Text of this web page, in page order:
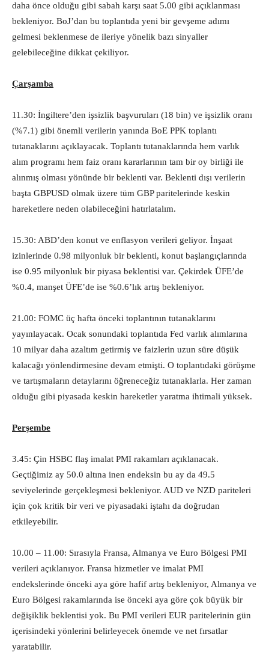
daha önce olduğu gibi sabah karşı saat 5.00 gibi açıklanması
bekleniyor. BoJ’dan bu toplantıda yeni bir gevşeme adımı
gelmesi beklenmese de ileriye yönelik bazı sinyaller
gelebileceğine dikkat çekiliyor.
Çarşamba
11.30: İngiltere’den işsizlik başvuruları (18 bin) ve işsizlik oranı
(%7.1) gibi önemli verilerin yanında BoE PPK toplantı
tutanaklarını açıklayacak. Toplantı tutanaklarında hem varlık
alım programı hem faiz oranı kararlarının tam bir oy birliği ile
alınmış olması yönünde bir beklenti var. Beklenti dışı verilerin
başta GBPUSD olmak üzere tüm GBP paritelerinde keskin
hareketlere neden olabileceğini hatırlatalım.
15.30: ABD’den konut ve enflasyon verileri geliyor. İnşaat
izinlerinde 0.98 milyonluk bir beklenti, konut başlangıçlarında
ise 0.95 milyonluk bir piyasa beklentisi var. Çekirdek ÜFE’de
%0.4, manşet ÜFE’de ise %0.6’lık artış bekleniyor.
21.00: FOMC üç hafta önceki toplantının tutanaklarını
yayınlayacak. Ocak sonundaki toplantıda Fed varlık alımlarına
10 milyar daha azaltım getirmiş ve faizlerin uzun süre düşük
kalacağı yönlendirmesine devam etmişti. O toplantıdaki görüşme
ve tartışmaların detaylarını öğreneceğiz tutanaklarla. Her zaman
olduğu gibi piyasada keskin hareketler yaratma ihtimali yüksek.
Perşembe
3.45: Çin HSBC flaş imalat PMI rakamları açıklanacak.
Geçtiğimiz ay 50.0 altına inen endeksin bu ay da 49.5
seviyelerinde gerçekleşmesi bekleniyor. AUD ve NZD pariteleri
için çok kritik bir veri ve piyasadaki iştahı da doğrudan
etkileyebilir.
10.00 – 11.00: Sırasıyla Fransa, Almanya ve Euro Bölgesi PMI
verileri açıklanıyor. Fransa hizmetler ve imalat PMI
endekslerinde önceki aya göre hafif artış bekleniyor, Almanya ve
Euro Bölgesi rakamlarında ise önceki aya göre çok büyük bir
değişiklik beklentisi yok. Bu PMI verileri EUR paritelerinin gün
içerisindeki yönlerini belirleyecek önemde ve net fırsatlar
yaratabilir.